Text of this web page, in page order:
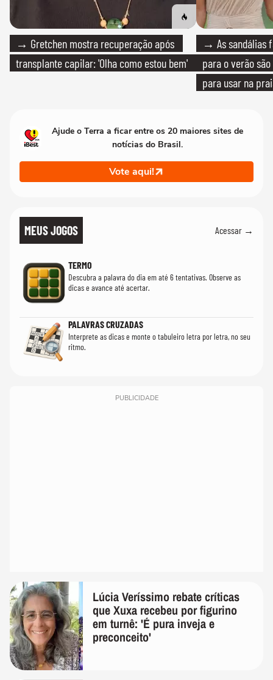
→ Gretchen mostra recuperação após
transplante capilar: 'Olha como estou bem'
→ As sandálias
para o verão
para usar na
Ajude o Terra a ficar entre os 20 maiores sites de
notícias do Brasil.
Vote aqui!
MEUS JOGOS Acessar →
TERMO
Descubra a palavra do dia em até 6 tentativas. Observe as
dicas e avance até acertar.
PALAVRAS CRUZADAS
Interprete as dicas e monte o tabuleiro letra por letra, no seu
ritmo.
PUBLICIDADE
Lúcia Veríssimo rebate críticas
que Xuxa recebeu por figurino
em turnê: 'É pura inveja e
preconceito'